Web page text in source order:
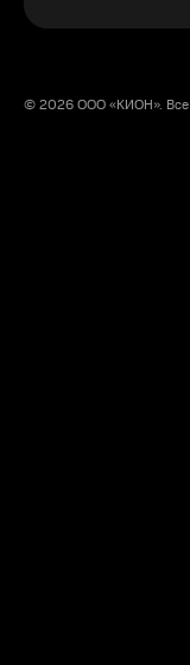
© 2026 ООО «КИОН». Все